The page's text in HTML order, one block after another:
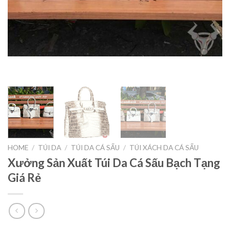
HOME / TÚI DA / TÚI DA CÁ SẤU / TÚI XÁCH DA CÁ SẤU
Xưởng Sản Xuất Túi Da Cá Sấu Bạch Tạng
Giá Rẻ